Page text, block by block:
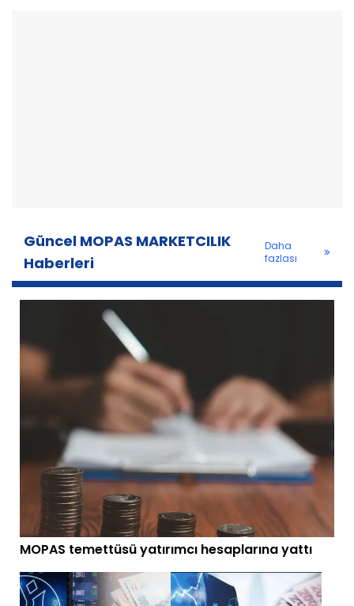
Güncel MOPAS MARKETCILIK
Haberleri
Daha
fazlası
MOPAS temettüsü yatırımcı hesaplarına yattı